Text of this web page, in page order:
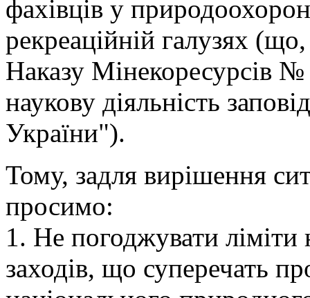
фахівців у
рекреаційній галузях
Наказу Мінекоресурсів
наукову діяльність
України").
Тому, задля вирішення
просимо:
1. Не погоджувати ліміти
заходів, що суперечать